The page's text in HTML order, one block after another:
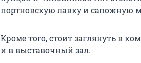
портновскую лавку и сапожную
Кроме того, стоит заглянуть в
и в выставочный зал.